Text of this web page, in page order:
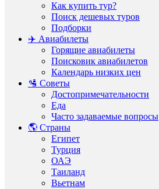
Как купить тур?
Поиск дешевых туров
Подборки
✈️ Авиабилеты
Горящие авиабилеты
Поисковик авиабилетов
Календарь низких цен
🛂 Советы
Достопримечательности
Еда
Часто задаваемые вопросы
🌎 Страны
Египет
Турция
ОАЭ
Таиланд
Вьетнам